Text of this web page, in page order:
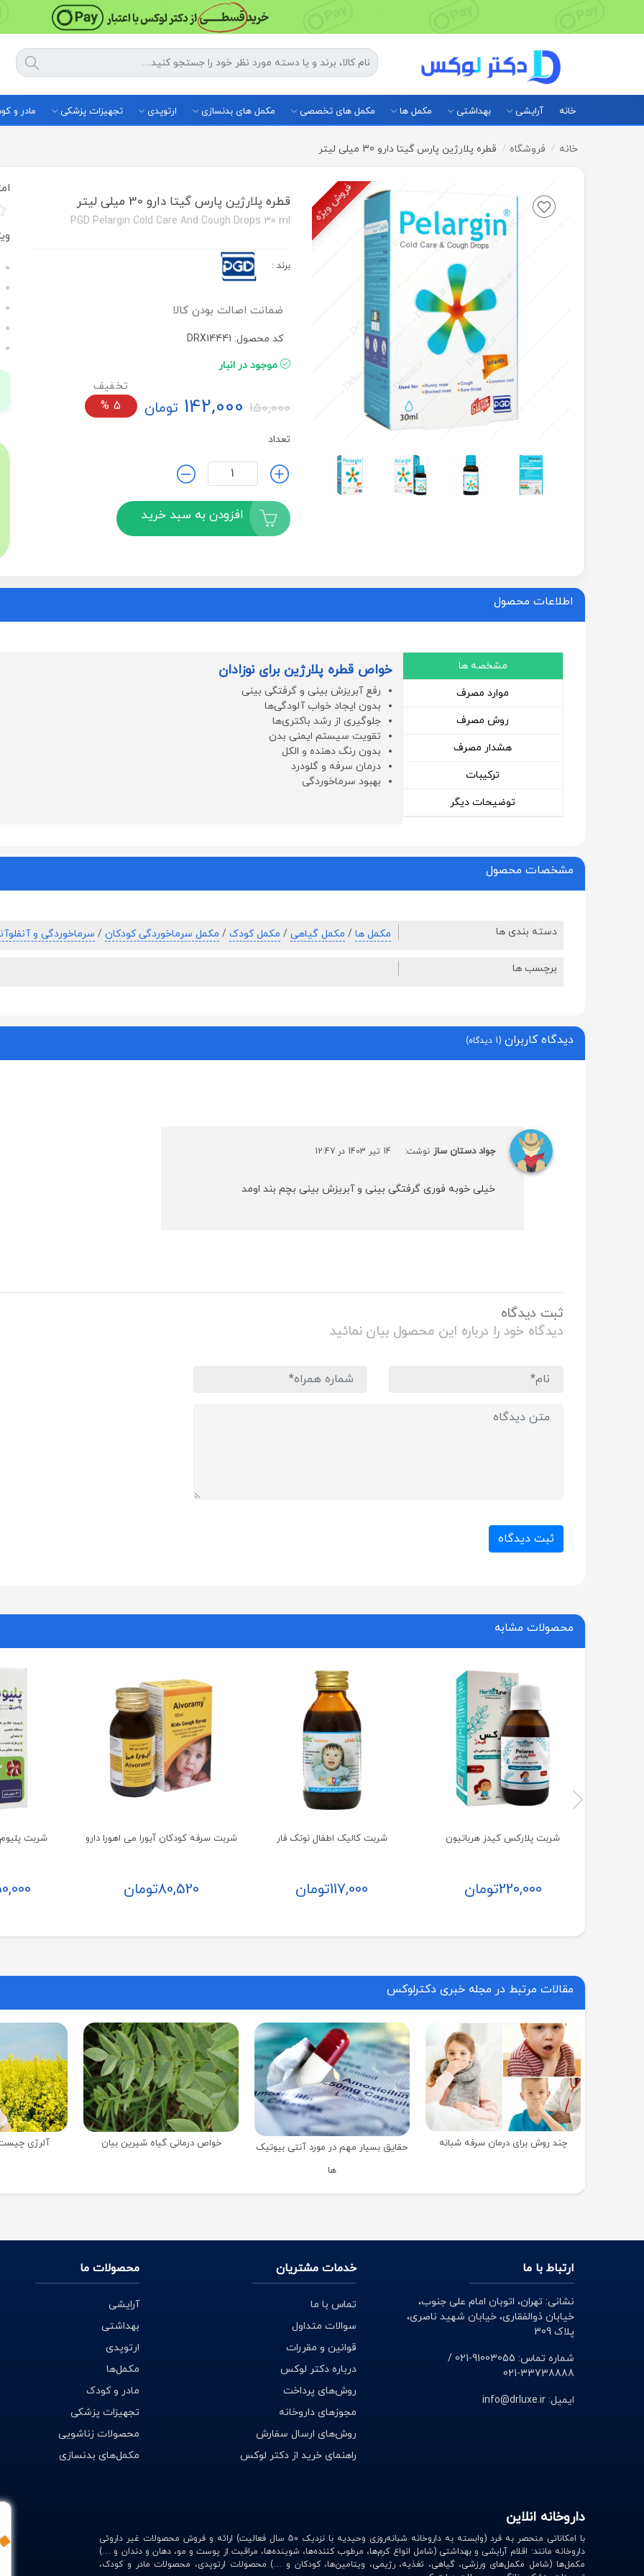
خانه آرایشی بهداشتی مکمل ها مکمل های تخصصی مکمل های بدنسازی ارتوپدی تجهیزات پزشکی مادر و
خانه فروشگاه قطره پلارژین پارس گیتا دارو 30 میلی لیتر
فروش ویژه قطره پلارژین پارس گیتا دارو 30 میلی لیتر
PGD Pelargin Cold Care And Cough Drops 30 ml
برند :
ضمانت اصالت بودن کالا
کد محصول: DRX14441
موجود در انبار
150,000 تومان 5
%
تعداد
افزودن به سبد خرید
اطلاعات محصول
مشخصه ها
موارد مصرف
روش مصرف
هشدار مصرف
ترکیبات
توضیحات دیگر
خواص قطره پلارژین برای نوزادان
رفع آبریزش بینی و گرفتگی بینی
بدون ایجاد خواب آلودگی‌ها
جلوگیری از رشد باکتری‌ها
تقویت سیستم ایمنی بدن
بدون رنگ دهنده و الکل
درمان سرفه و گلودرد
بهبود سرماخوردگی
مشخصات محصول
دسته بندی ها مکمل ها / مکمل گیاهی / مکمل کودک / مکمل سرماخوردگی کودکان / سرماخوردگی و
برچسب ها
دیدگاه کاربران(1 دیدگاه)
جواد دستان ساز نوشت: 14 تیر 1403 در 12:47
خیلی خوبه فوری گرفتگی بینی و آبریزش بینی بچم بند اومد
ثبت دیدگاه
دیدگاه خود را درباره این محصول بیان نمائید
ثبت دیدگاه
محصولات مشابه
شربت پلارکس کیدز هرباتیون
220,000تومان
شربت کالیک اطفال نوتک فار
117,000تومان
شربت سرفه کودکان آیورا می اهورا دارو
80,520تومان
شربت
مقالات مرتبط در مجله خبری دکترلوکس
چند روش برای درمان سرفه‌ شبانه
حقایق بسیار مهم در مورد آنتی بیوتیک
ها
خواص درمانی گیاه شیرین بیان آلرژی
ارتباط با ما
نشانی: تهران، اتوبان امام علی جنوب،
خیابان ذوالفقاری، خیابان شهید ناصری،
پلاک 309
شماره تماس: 91003055-021 /
33738888-021
ایمیل: info@drluxe.ir
خدمات مشتریان
تماس با ما
سوالات متداول
قوانین و مقررات
درباره دکتر لوکس
روش‌های پرداخت
مجوزهای داروخانه
روش‌های ارسال سفارش
راهنمای خرید از دکتر لوکس
محصولات ما
آرایشی
بهداشتی
ارتوپدی
مکمل‌ها
مادر و کودک
تجهیزات پزشکی
محصولات زناشویی
مکمل‌های بدنسازی
داروخانه انلاین
با امکاناتی منحصر به فرد (وابسته به داروخانه شبانه‌روزی وحیدیه با نزدیک 50 سال فعالیت) ارائه و فروش محصولات غیر داروئی
داروخانه مانند: اقلام آرایشی و بهداشتی (شامل انواع کرم‌ها، مرطوب کننده‌ها، شوینده‌ها، مراقبت از پوست و مو، دهان و دندان و …)
مکمل‌ها (شامل مکمل‌های ورزشی، گیاهی، تغذیه، رژیمی، ویتامین‌ها، کودکان و …) محصولات ارتوپدی، محصولات مادر و کودک،